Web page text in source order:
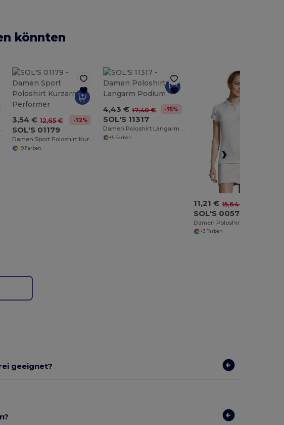
könnten
Perfect
3,54 € 12,65 € -72%
SOL'S 01179
Damen Sport Poloshirt Kurzarm Performer
+9 Farben
4,43 € 17,40 € -75%
SOL'S 11317
Damen Poloshirt Langarm Podium
+5 Farben
11,21 € 15,64 €
SOL'S 00575
+3 Farben
geeignet?